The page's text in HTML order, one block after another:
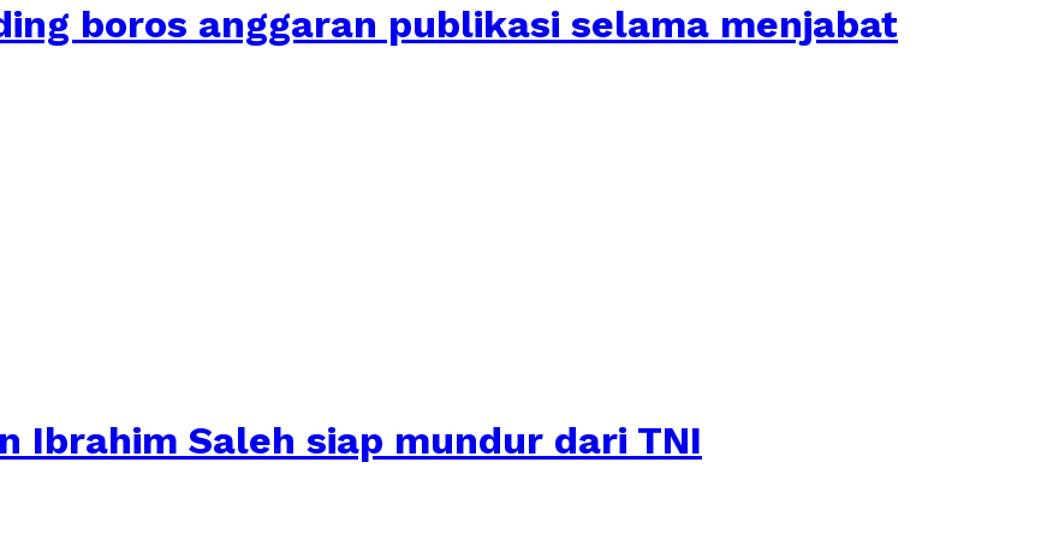
boros anggaran publikasi selama menjabat
Ibrahim Saleh siap mundur dari TNI